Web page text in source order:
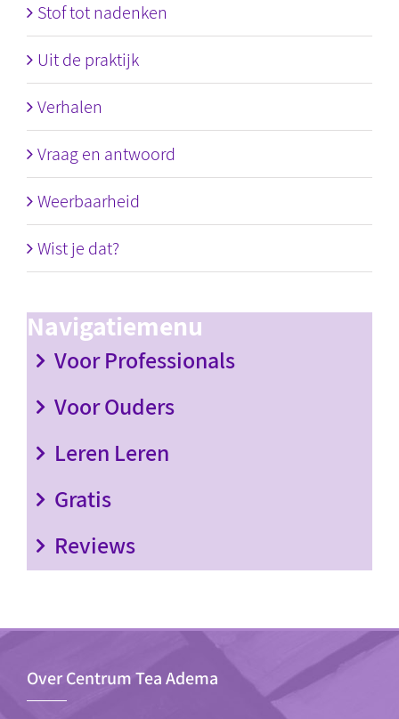
Stof tot nadenken
Uit de praktijk
Verhalen
Vraag en antwoord
Weerbaarheid
Wist je dat?
Navigatiemenu
Voor Professionals
Voor Ouders
Leren Leren
Gratis
Reviews
Over Centrum Tea Adema